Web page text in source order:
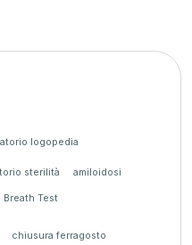
logopedia
sterilità amiloidosi
Breath Test
chiusura ferragosto